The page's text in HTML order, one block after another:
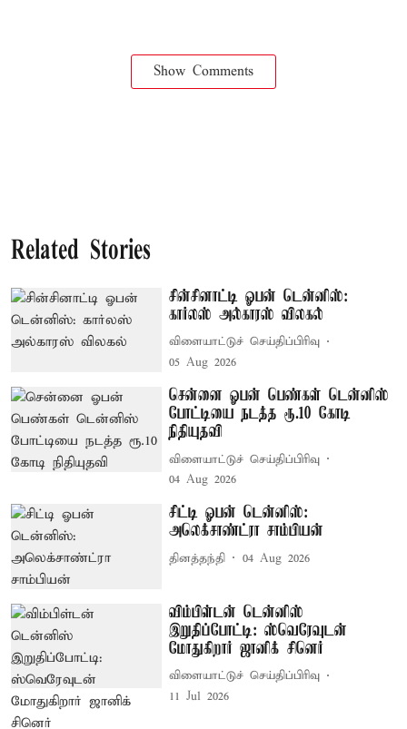
Show Comments
Related Stories
சின்சினாட்டி ஓபன் டென்னிஸ்:
கார்லஸ் அல்காரஸ் விலகல்
விளையாட்டுச் செய்திப்பிரிவு
05 Aug 2026
சென்னை ஓபன் பெண்கள் டென்னிஸ்
போட்டியை நடத்த ரூ.10 கோடி
நிதியுதவி
விளையாட்டுச் செய்திப்பிரிவு
04 Aug 2026
சிட்டி ஓபன் டென்னிஸ்:
அலெக்சாண்ட்ரா சாம்பியன்
தினத்தந்தி 04 Aug 2026
விம்பிள்டன் டென்னிஸ்
இறுதிப்போட்டி: ஸ்வெரேவுடன்
மோதுகிறார் ஜானிக் சினெர்
விளையாட்டுச் செய்திப்பிரிவு
11 Jul 2026